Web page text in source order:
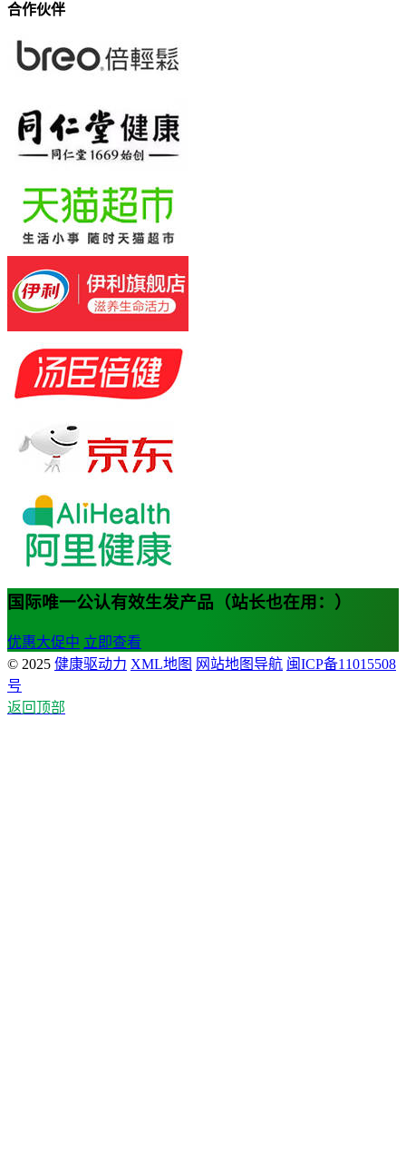
合作伙伴
国际唯一公认有效生发产品（站长也在用：）
优惠大促中 立即查看
© 2025 健康驱动力 XML地图 网站地图导航 闽ICP备11015508
号
返回顶部